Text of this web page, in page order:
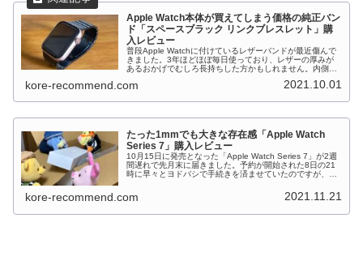
Apple Watch本体が買えてしまう価格の純正バン
ド「スペースブラック リンクブレスレット」購
入レビュー
普段Apple Watchに付けているレザーバンドが最近傷んで
きました。3年ほどほぼ毎日使っており、レザーの厚みが
あるおかげでむしろ長持ちした方かもしれません。内側が
Belkin製レザーバン...
kore-recommend.com 2021.10.01
たった1mmでも大きな存在感「Apple Watch
Series 7」購入レビュー
10月15日に発売となった「Apple Watch Series 7」が2週
間遅れで先月末に届きました。予約が開始された8日の21
時に早々とヨドバシで手続きを済ませていたのですが、
kore-recommend.com 2021.11.21